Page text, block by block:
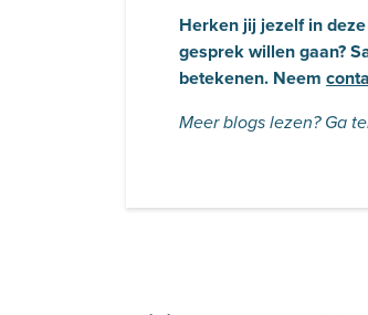
Herken jij jezelf in
gesprek willen gaan?
betekenen. Neem
Meer blogs lezen? Ga